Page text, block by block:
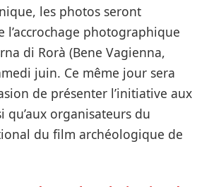
les photos seront
l’accrochage photographique
di Rorà (Bene Vagienna,
juin. Ce même jour sera
de présenter l’initiative aux
qu’aux organisateurs du
du film archéologique de